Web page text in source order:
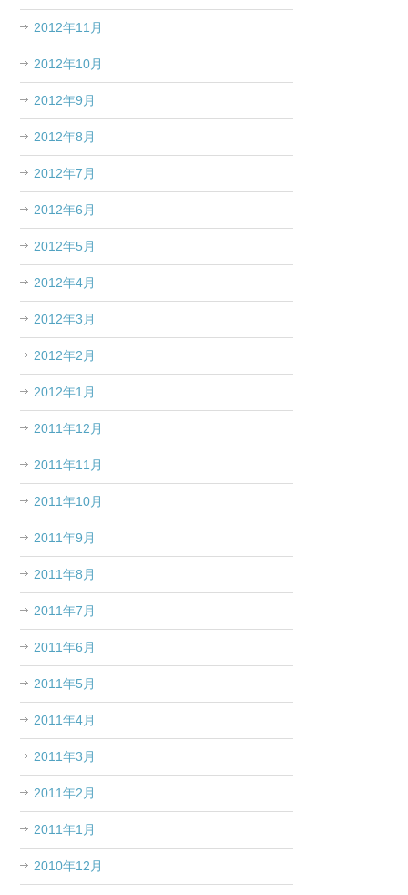
2012年11月
2012年10月
2012年9月
2012年8月
2012年7月
2012年6月
2012年5月
2012年4月
2012年3月
2012年2月
2012年1月
2011年12月
2011年11月
2011年10月
2011年9月
2011年8月
2011年7月
2011年6月
2011年5月
2011年4月
2011年3月
2011年2月
2011年1月
2010年12月